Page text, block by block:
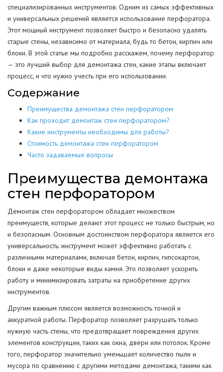
специализированных инструментов. Одним из самых эффективных
и универсальных решений является использование перфоратора.
Этот мощный инструмент позволяет быстро и безопасно удалять
старые стены, независимо от материала, будь то бетон, кирпич или
блоки. В этой статье мы подробно расскажем, почему перфоратор
— это лучший выбор для демонтажа стен, какие этапы включает
процесс, и что нужно учесть при его использовании.
Содержание
Преимущества демонтажа стен перфоратором
Как проходит демонтаж стен перфоратором?
Какие инструменты необходимы для работы?
Стоимость демонтажа стен перфоратором
Часто задаваемые вопросы
Преимущества демонтажа
стен перфоратором
Демонтаж стен перфоратором обладает множеством
преимуществ, которые делают этот процесс не только быстрым, но
и безопасным. Основным достоинством перфоратора является его
универсальность: инструмент может эффективно работать с
различными материалами, включая бетон, кирпич, гипсокартон,
блоки и даже некоторые виды камня. Это позволяет ускорить
работу и минимизировать затраты на приобретение других
инструментов.
Другим важным плюсом является возможность точной и
аккуратной работы. Перфоратор позволяет разрушать только
нужную часть стены, что предотвращает повреждения других
элементов конструкции, таких как окна, двери или потолок. Кроме
того, перфоратор значительно уменьшает количество пыли и
мусора по сравнению с другими методами демонтажа, такими как